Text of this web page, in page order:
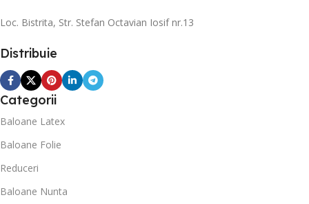
Loc. Bistrita, Str. Stefan Octavian Iosif nr.13
Distribuie
Categorii
Baloane Latex
Baloane Folie
Reduceri
Baloane Nunta